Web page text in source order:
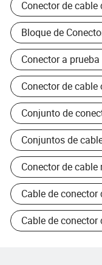
Conector de cable
Bloque de
Conector a
Conector de cable
Conjunto de
Conjuntos de
Conector de
Cable de conector
Cable de